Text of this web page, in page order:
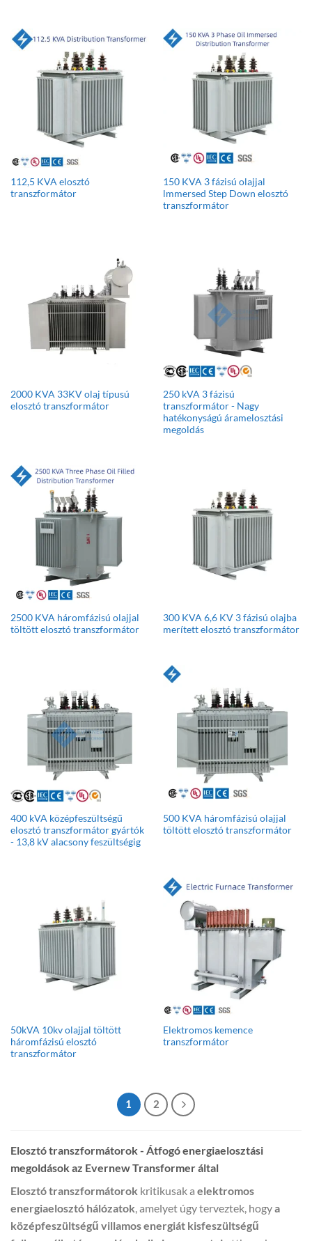
112,5 KVA elosztó
transzformátor
150 KVA 3 fázisú olajjal
lmmersed Step Down elosztó
transzformátor
2000 KVA 33KV olaj típusú
elosztó transzformátor
250 kVA 3 fázisú
transzformátor - Nagy
hatékonyságú áramelosztási
megoldás
2500 KVA háromfázisú olajjal
töltött elosztó transzformátor
300 KVA 6,6 KV 3 fázisú olajba
merített elosztó transzformátor
400 kVA középfeszültségű
elosztó transzformátor gyártók
- 13,8 kV alacsony feszültségig
500 KVA háromfázisú olajjal
töltött elosztó transzformátor
50kVA 10kv olajjal töltött
háromfázisú elosztó
transzformátor
Elektromos kemence
transzformátor
1 2
Elosztó transzformátorok - Átfogó energiaelosztási
megoldások az Evernew Transformer által
Elosztó transzformátorok kritikusak a elektromos
energiaelosztó hálózatok, amelyet úgy terveztek, hogya
középfeszültségű villamos energiát kisfeszültségű